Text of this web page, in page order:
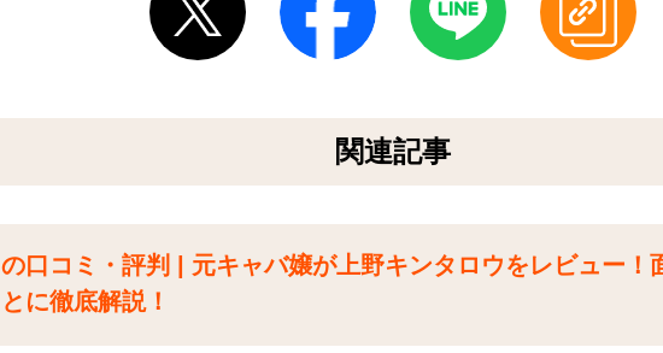
関連記事
口コミ・評判 | 元キャバ嬢が上野キンタロウをレビュー！
に徹底解説！